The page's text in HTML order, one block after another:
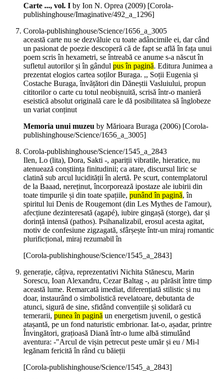
Carte ..., vol. I by Ion N. Oprea (2009) [Corola-
publishinghouse/Imaginative/492_a_1296]
Corola-publishinghouse/Science/1656_a_3005
această carte nu se dezvăluie cu toate adâncimile ei, dar când
un pasionat de poezie descoperă că de fapt se află în fața unui
poem scris în hexametri, se întreabă ce anume s-a născut în
sufletul autorilor și în gândul pus în pagină. Editura Junimea a
prezentat elogios cartea soților Buraga. ,, Soții Eugenia și
Costache Buraga, învățători din Dăneștii Vasluiului, propun
cititorilor o carte cu totul neobișnuită, scrisă într-o manieră
eseistică absolut originală care le dă posibilitatea să înglobeze
un variat conținut
Memoria unui muzeu by Mărioara Buraga (2006) [Corola-
publishinghouse/Science/1656_a_3005]
Corola-publishinghouse/Science/1545_a_2843
Ilen, Lo (lita), Dora, Sakti -, apariții vibratile, hieratice, nu
atenuează conștiința finitudinii; ca atare, discursul liric se
clatină sub arcul lucidității în alertă. Pe scurt, contemplatorul
de la Baaad, nereținut, încorporează ipostaze ale iubirii din
toate timpurile și din toate spațiile, punând în pagină, în
spiritul lui Denis de Rougemont (din Les Mythes de l'amour),
afecțiune dezinteresată (agapé), iubire gingașă (storge), dar și
dorință intensă (pathos). Psihanalizabil, erosul acesta agitat,
motiv de confesiune zigzagată, sfârșește într-un miraj romantic
plurificțional, miraj rezumabil în
[Corola-publishinghouse/Science/1545_a_2843]
generație, câțiva, reprezentativi Nichita Stănescu, Marin
Sorescu, Ioan Alexandru, Cezar Baltag -, au părăsit între timp
această lume. Remarcată imediat, diferențiată stilistic și nu
doar, instaurând o simbolistică revelatoare, debutanta de
atunci, sigură de sine, sfidând convențiile și solidară cu
temerarii, punea în pagină un energetism juvenil, o gestică
atașantă, pe un fond naturistic embrionar. Iat-o, așadar, printre
Învingători, grațioasă Diană într-o lume albă stimulând
aventura: -"Arcul de vișin petrecut peste umăr și eu / Mi-l
legănam fericită în rând cu băieții
[Corola-publishinghouse/Science/1545_a_2843]